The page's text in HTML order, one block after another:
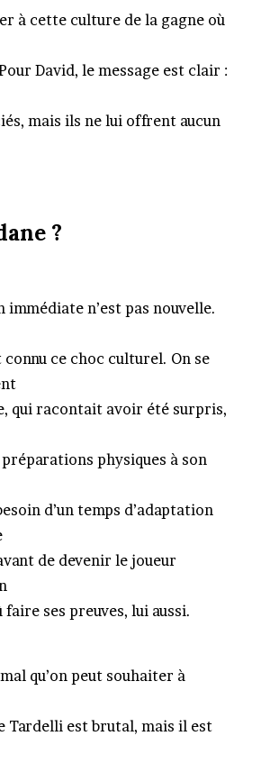
à cette culture de la gagne où
David, le message est clair :
mais ils ne lui offrent aucun
?
immédiate n’est pas nouvelle.
ce choc culturel. On se
qui racontait avoir été surpris,
physiques à son
d’un temps d’adaptation
de devenir le joueur
ses preuves, lui aussi.
qu’on peut souhaiter à
Tardelli est brutal, mais il est